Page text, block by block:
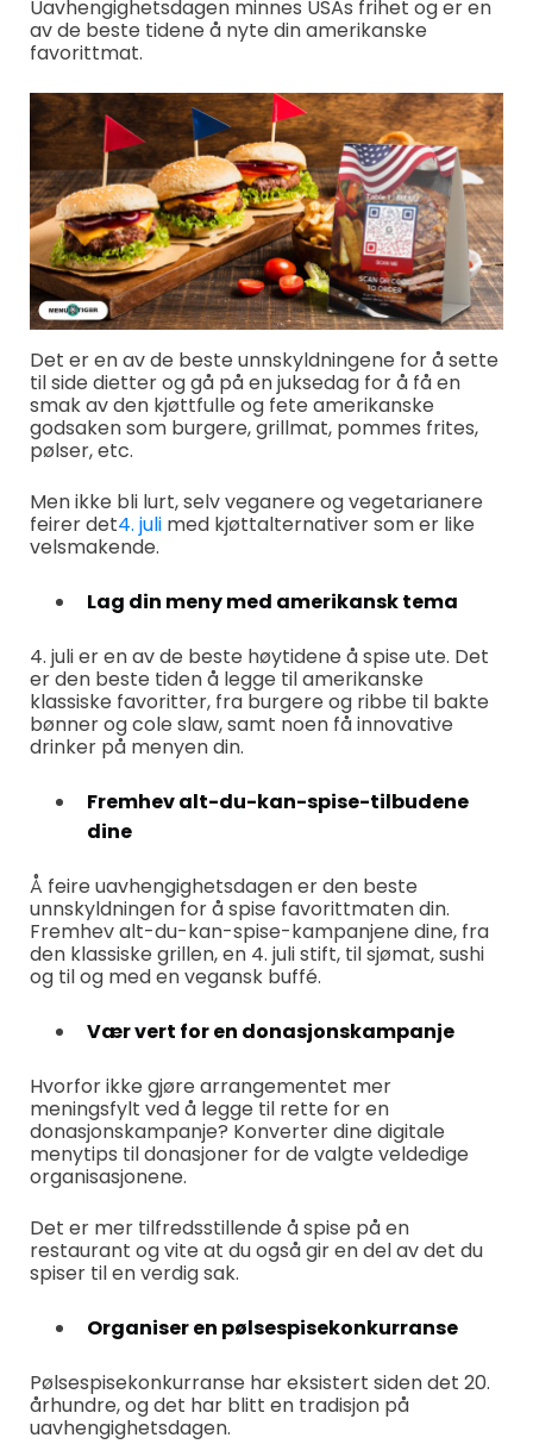
Uavhengighetsdagen minnes USAs frihet og er en
av de beste tidene å nyte din amerikanske
favorittmat.
Det er en av de beste unnskyldningene for å sette
til side dietter og gå på en juksedag for å få en
smak av den kjøttfulle og fete amerikanske
godsaken som burgere, grillmat, pommes frites,
pølser, etc.
Men ikke bli lurt, selv veganere og vegetarianere
feirer det4. juli med kjøttalternativer som er like
velsmakende.
Lag din meny med amerikansk tema
4. juli er en av de beste høytidene å spise ute. Det
er den beste tiden å legge til amerikanske
klassiske favoritter, fra burgere og ribbe til bakte
bønner og cole slaw, samt noen få innovative
drinker på menyen din.
Fremhev alt-du-kan-spise-tilbudene
dine
Å feire uavhengighetsdagen er den beste
unnskyldningen for å spise favorittmaten din.
Fremhev alt-du-kan-spise-kampanjene dine, fra
den klassiske grillen, en 4. juli stift, til sjømat, sushi
og til og med en vegansk buffé.
Vær vert for en donasjonskampanje
Hvorfor ikke gjøre arrangementet mer
meningsfylt ved å legge til rette for en
donasjonskampanje? Konverter dine digitale
menytips til donasjoner for de valgte veldedige
organisasjonene.
Det er mer tilfredsstillende å spise på en
restaurant og vite at du også gir en del av det du
spiser til en verdig sak.
Organiser en pølsespisekonkurranse
Pølsespisekonkurranse har eksistert siden det 20.
århundre, og det har blitt en tradisjon på
uavhengighetsdagen.